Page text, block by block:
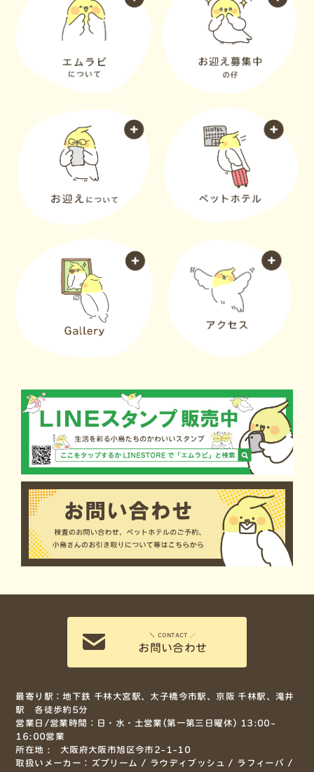
＼ CONTACT ╱
お問い合わせ
最寄り駅：地下鉄 千林大宮駅、太子橋今市駅、京阪 千林駅、滝井
駅 各徒歩約5分
営業日/営業時間：日・水・土営業(第一第三日曜休) 13:00-
16:00営業
所在地 : 大阪府大阪市旭区今市2-1-10
取扱いメーカー：ズプリーム / ラウディブッシュ / ラフィーバ /